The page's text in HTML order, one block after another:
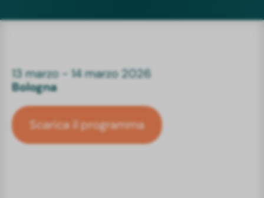
13 marzo - 14 marzo 2026
Bologna
Scarica il programma